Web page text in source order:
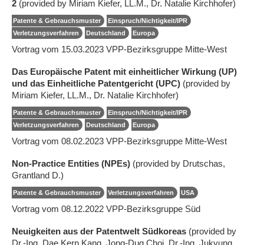
2 (provided by Miriam Kiefer, LL.M., Dr. Natalie Kirchhofer)
Patente & Gebrauchsmuster
Einspruch/Nichtigkeit/IPR
Verletzungsverfahren
Deutschland Europa
Vortrag vom 15.03.2023 VPP-Bezirksgruppe Mitte-West
Das Europäische Patent mit einheitlicher Wirkung (UP)
und das Einheitliche Patentgericht (UPC) (provided by
Miriam Kiefer, LL.M., Dr. Natalie Kirchhofer)
Patente & Gebrauchsmuster
Einspruch/Nichtigkeit/IPR
Verletzungsverfahren
Deutschland Europa
Vortrag vom 08.02.2023 VPP-Bezirksgruppe Mitte-West
Non-Practice Entities (NPEs) (provided by Drutschas,
Grantland D.)
Patente & Gebrauchsmuster Verletzungsverfahren USA
Vortrag vom 08.12.2022 VPP-Bezirksgruppe Süd
Neuigkeiten aus der Patentwelt Südkoreas (provided by
Dr.-Ing. Dae Kern Kang, Jong-Dug Choi, Dr.-Ing. Jukyung